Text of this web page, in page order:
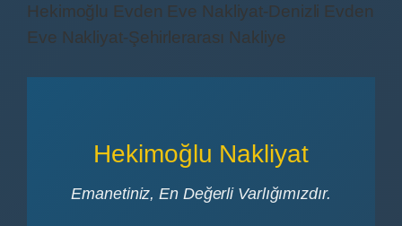
Hekimoğlu Evden Eve Nakliyat-Denizli Evden
Eve Nakliyat-Şehirlerarası Nakliye
Hekimoğlu Nakliyat
Emanetiniz, En Değerli Varlığımızdır.